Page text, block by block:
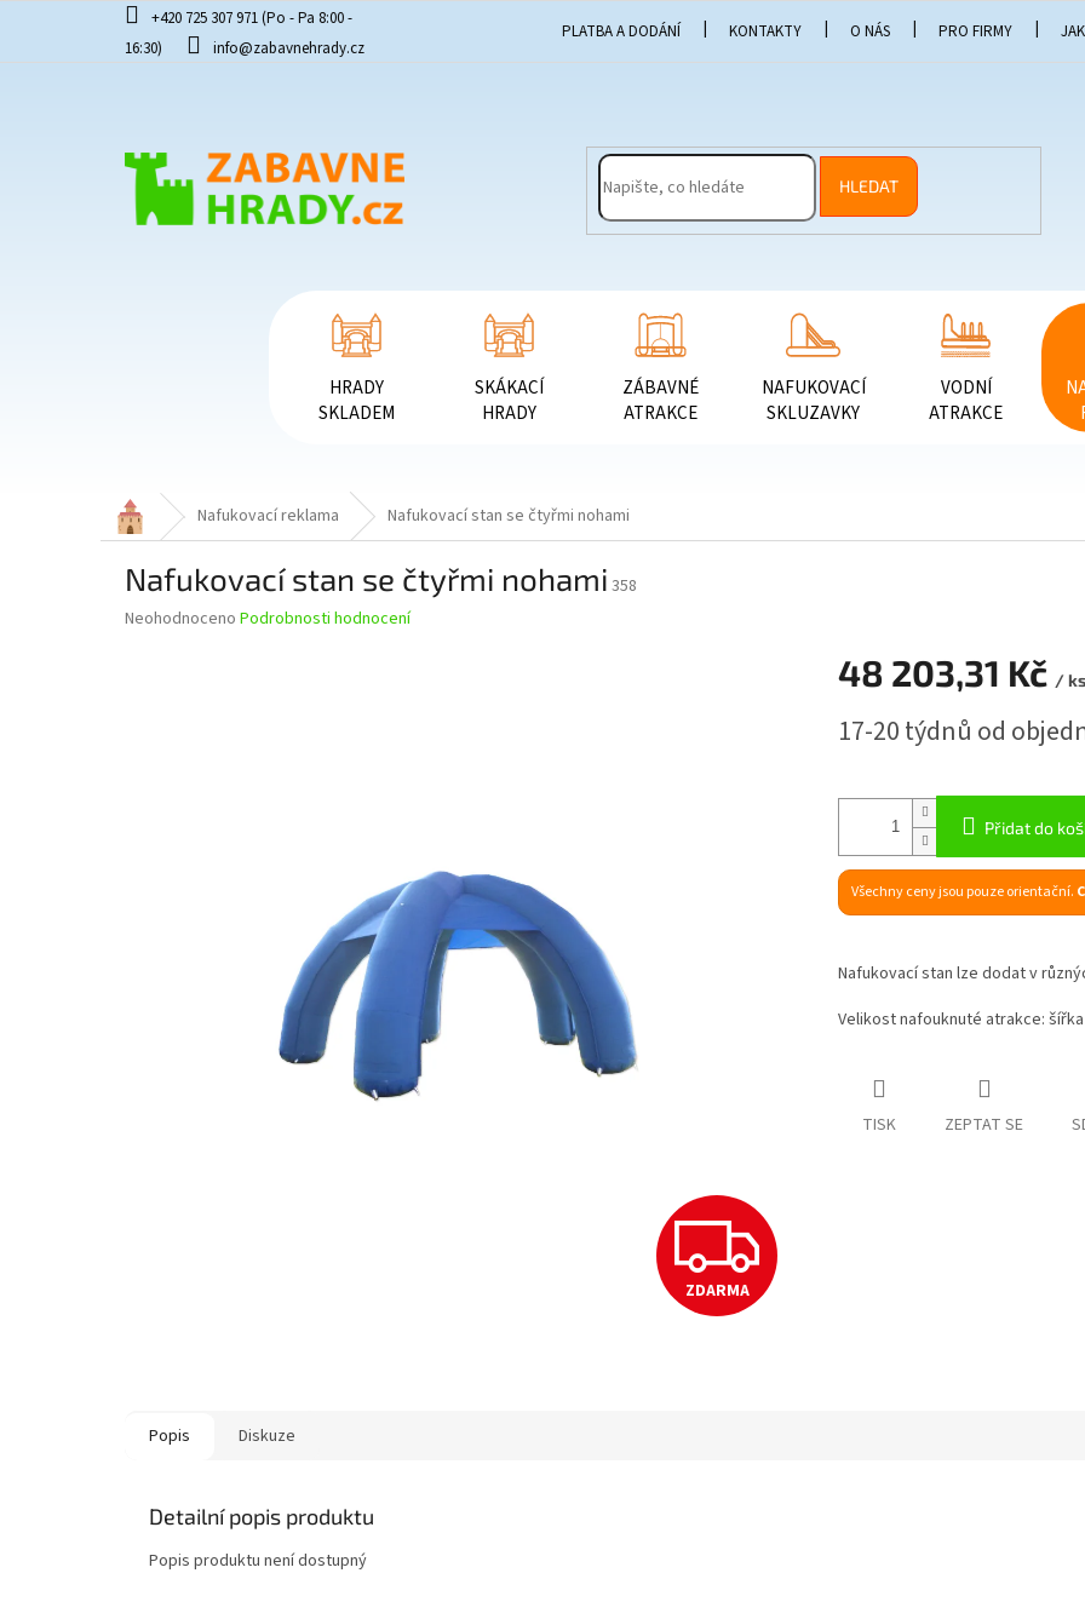
obsah
+420 725 307 971 (Po - Pa 8:00 -
16:30)
info@zabavnehrady.cz
PLATBA A DODÁNÍ KONTAKTY O NÁS PRO FIRMY
HLEDAT
HRADY
SKLADEM
SKÁKACÍ
HRADY
ZÁBAVNÉ
ATRAKCE
NAFUKOVACÍ
SKLUZAVKY
VODNÍ
ATRAKCE
Domů Nafukovací reklama Nafukovací stan se čtyřmi nohami
Nafukovací stan se čtyřmi nohami 358
Průměrné
Neohodnoceno Podrobnosti hodnocení
Z
D
ZDARMA
48 203,31 Kč /
cena:
17-20 týdnů od
Přidat do
Všechny ceny jsou pouze orientační.
Nafukovací stan lze dodat v
Velikost nafouknuté atrakce:
TISK ZEPTAT SE
Popis Diskuze
Detailní popis produktu
Popis produktu není dostupný